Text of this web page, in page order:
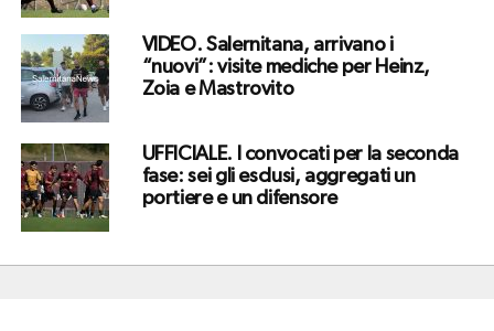
VIDEO. Salernitana, arrivano i
“nuovi”: visite mediche per Heinz,
Zoia e Mastrovito
UFFICIALE. I convocati per la seconda
fase: sei gli esclusi, aggregati un
portiere e un difensore